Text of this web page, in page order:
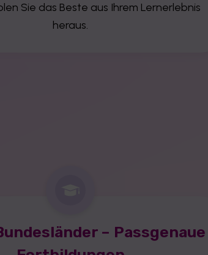
Sie das Beste aus Ihrem Lernerlebnis
heraus.
– Passgenaue